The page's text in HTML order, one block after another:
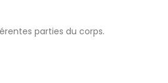
parties du corps.